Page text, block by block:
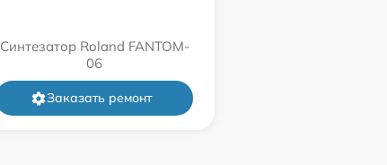
Синтезатор Roland FANTOM-
06
Заказать ремонт